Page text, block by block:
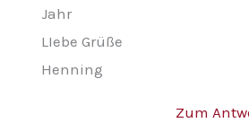
Jahr
LIebe Grüße
Henning
Zum